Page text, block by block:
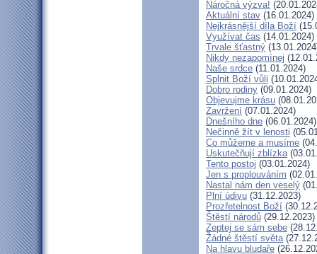
Náročná výzva!
Aktuální stav (16.01.2024)
Nejkrásnější díla Boží
Využívat čas (14.01.2024)
Trvale šťastný
Nikdy nezapomínej
Naše srdce (11.01.2024)
Splnit Boží vůli
Dobro rodiny (09.01.2024)
Objevujme krásu
Zavržení (07.01.2024)
Dnešního dne (06.01.2024)
Nečinně žít v lenosti
Co můžeme a musíme
Uskutečňují zblízka
Tento postoj (03.01.2024)
Jen s proplouváním
Nastal nám den veselý
Plní údivu (31.12.2023)
Prozřetelnost Boží
Štěstí národů (29.12.2023)
Zeptej se sám sebe
Žádné štěstí světa
Na hlavu bludaře